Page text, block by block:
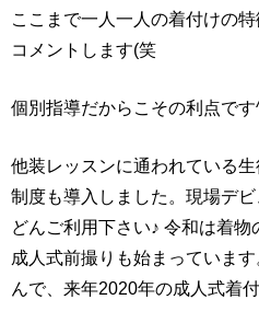
ここまで一人一人の着付けの
コメントします(笑
個別指導だからこその利点で
他装レッスンに通われている
制度も導入しました。現場デ
どんご利用下さい♪ 令和は着物
成人式前撮りも始まっていま
んで、来年2020年の成人式着